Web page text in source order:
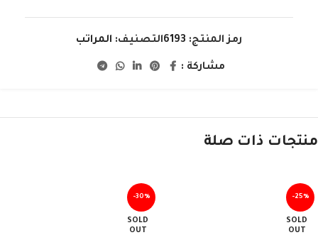
رمز المنتج: 6193التصنيف: المراتب
مشاركة :
منتجات ذات صلة
-25%
SOLD
OUT
-30%
SOLD
OUT